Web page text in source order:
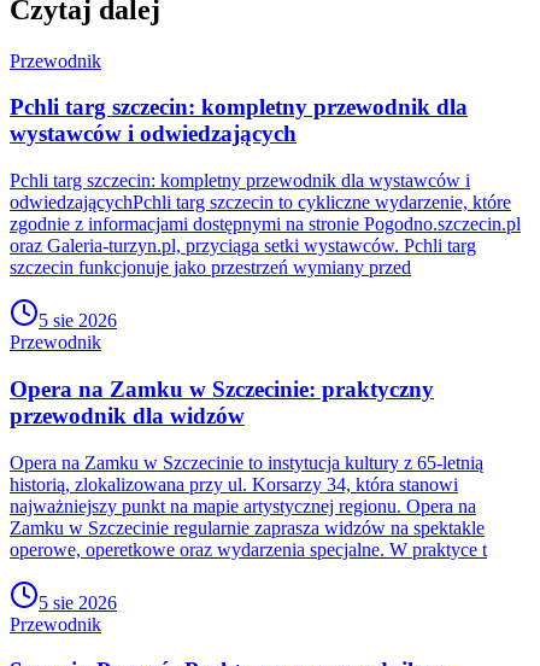
Czytaj dalej
Przewodnik
Pchli targ szczecin: kompletny przewodnik dla
wystawców i odwiedzających
Pchli targ szczecin: kompletny przewodnik dla wystawców i
odwiedzającychPchli targ szczecin to cykliczne wydarzenie, które
zgodnie z informacjami dostępnymi na stronie Pogodno.szczecin.pl
oraz Galeria-turzyn.pl, przyciąga setki wystawców. Pchli targ
szczecin funkcjonuje jako przestrzeń wymiany przed
5 sie 2026
Przewodnik
Opera na Zamku w Szczecinie: praktyczny
przewodnik dla widzów
Opera na Zamku w Szczecinie to instytucja kultury z 65-letnią
historią, zlokalizowana przy ul. Korsarzy 34, która stanowi
najważniejszy punkt na mapie artystycznej regionu. Opera na
Zamku w Szczecinie regularnie zaprasza widzów na spektakle
operowe, operetkowe oraz wydarzenia specjalne. W praktyce t
5 sie 2026
Przewodnik